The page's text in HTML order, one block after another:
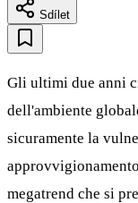
Sdílet
Gli ultimi due anni
dell'ambiente
sicuramente la
megatrend che si